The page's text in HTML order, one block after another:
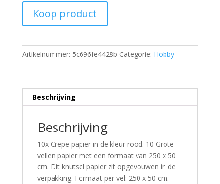
Koop product
Artikelnummer: 5c696fe4428b Categorie: Hobby
Beschrijving
Beschrijving
10x Crepe papier in de kleur rood. 10 Grote
vellen papier met een formaat van 250 x 50
cm. Dit knutsel papier zit opgevouwen in de
verpakking. Formaat per vel: 250 x 50 cm.